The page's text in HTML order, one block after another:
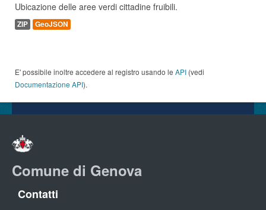
Ubicazione delle aree verdi cittadine fruibili.
ZIP GeoJSON
E' possibile inoltre accedere al registro usando le API (vedi
Documentazione API).
Comune di Genova
Contatti